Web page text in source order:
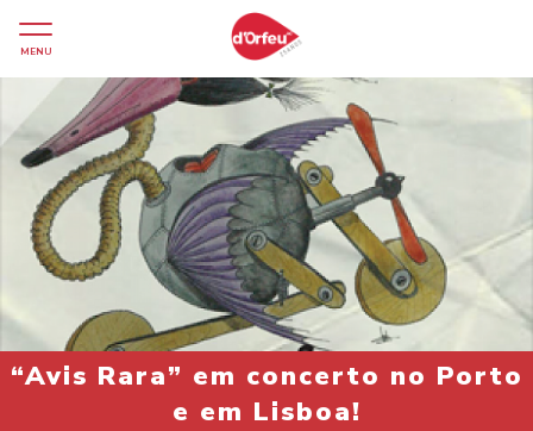
MENU
“Avis Rara” em concerto no Porto
e em Lisboa!